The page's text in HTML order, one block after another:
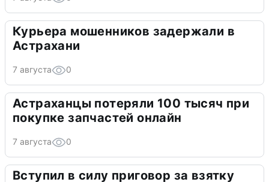
Курьера мошенников задержали в
Астрахани
7 августа 0
Астраханцы потеряли 100 тысяч при
покупке запчастей онлайн
7 августа 0
Вступил в силу приговор за взятку